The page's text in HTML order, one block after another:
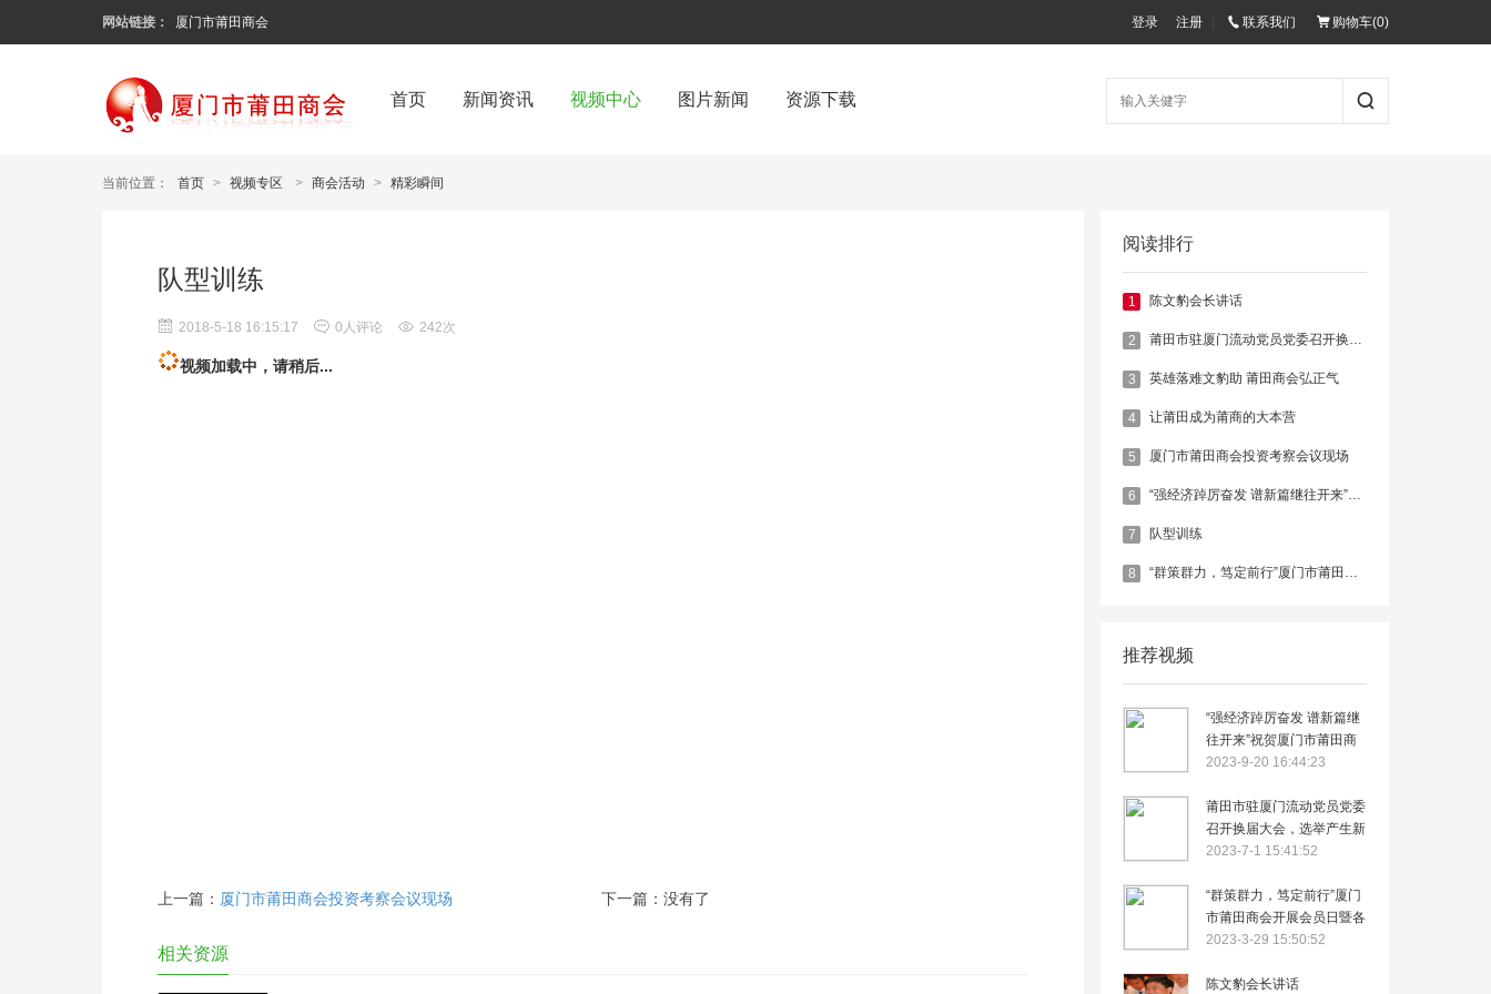
网站链接： 厦门市莆田商会 登录 注册 联系我们 购物车(0)
首页 新闻资讯 视频中心 图片新闻 资源下载
当前位置： 首页 > 视频专区 > 商会活动 > 精彩瞬间
阅读排行
1 陈文豹会长讲话
2 莆田市驻厦门流动党员党委召开换届大会，选举产生新一届党委会领导班子
3 英雄落难文豹助 莆田商会弘正气
4 让莆田成为莆商的大本营
5 厦门市莆田商会投资考察会议现场
6 “强经济踔厉奋发 谱新篇继往开来”祝贺厦门市莆田商会第四届第一次会员大会胜利召开
7 队型训练
8 “群策群力，笃定前行”厦门市莆田商会开展会员日暨各工作委员会联谊活动
推荐视频
“强经济踔厉奋发 谱新篇继
往开来”祝贺厦门市莆田商
会第四届第一次会员大会胜
2023-9-20 16:44:23
莆田市驻厦门流动党员党委
召开换届大会，选举产生新
一届党委会领导班子
2023-7-1 15:41:52
“群策群力，笃定前行”厦门
市莆田商会开展会员日暨各
工作委员会联谊活动
2023-3-29 15:50:52
陈文豹会长讲话
队型训练
2018-5-18 16:15:17 0人评论 242次
视频加载中，请稍后...
上一篇： 厦门市莆田商会投资考察会议现场 下一篇：没有了
相关资源